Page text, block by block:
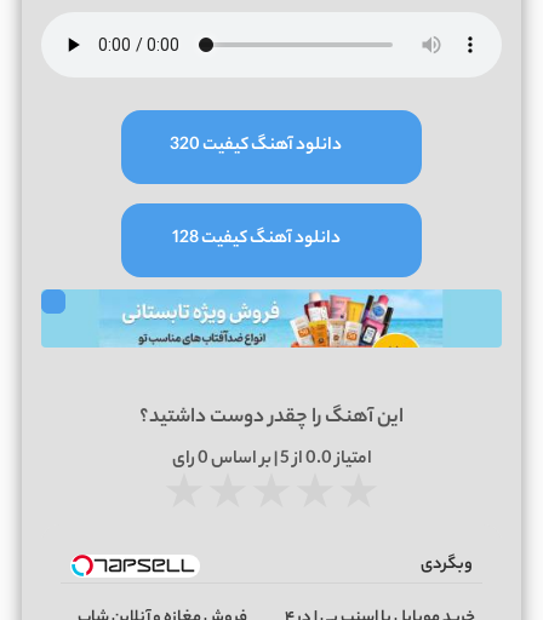
دانلود آهنگ کیفیت 320
دانلود آهنگ کیفیت 128
این آهنگ را چقدر دوست داشتید؟
امتیاز0.0از 5 | بر اساس 0رای
وبگردی